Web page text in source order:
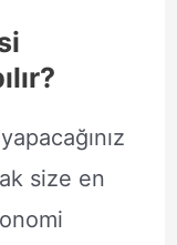
size en